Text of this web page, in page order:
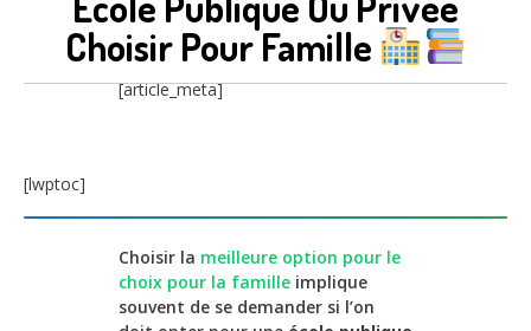
Choisir Pour Famille
[article_meta]
[lwptoc]
Choisir la meilleure option pour le
choix pour la famille implique
souvent de se demander si l’on